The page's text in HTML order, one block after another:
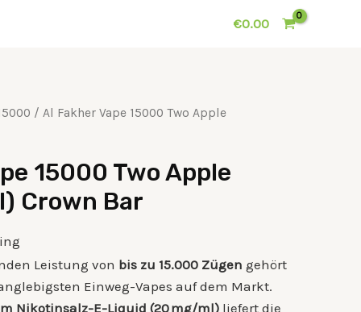
€0.00
/ Al Fakher Vape 15000 Two Apple
15000 Two Apple
Crown Bar
Leistung von bis zu 15.000 Zügen gehört
Einweg-Vapes auf dem Markt.
Nikotinsalz-E-Liquid (20 mg/ml) liefert die